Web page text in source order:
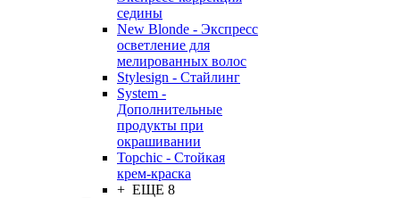
седины
New Blonde - Экспресс
осветление для
мелированных волос
Stylesign - Стайлинг
System -
Дополнительные
продукты при
окрашивании
Topchic - Стойкая
крем-краска
+ ЕЩЕ 8